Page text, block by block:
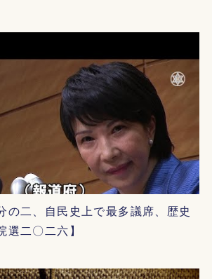
の二、自民史上で最多議席、歴史
二〇二六】